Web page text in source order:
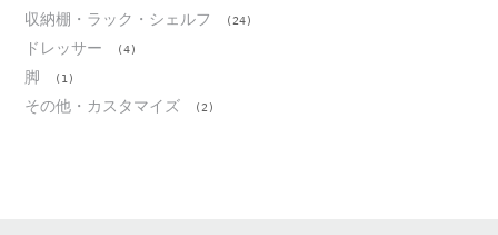
収納棚・ラック・シェルフ (24)
ドレッサー (4)
脚 (1)
その他・カスタマイズ (2)